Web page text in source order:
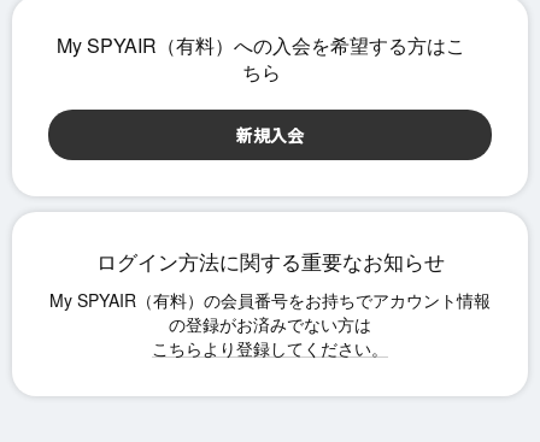
ログイン方法に関する重要なお知らせ
こちらより登録してください。